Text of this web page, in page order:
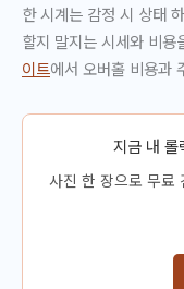
한 시계는 감정 시 상태
할지 말지는 시세와 비용
이트에서 오버홀 비용과
지금 내 롤
사진 한 장으로 무료